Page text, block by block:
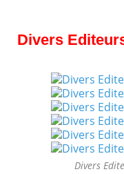
Divers
Divers